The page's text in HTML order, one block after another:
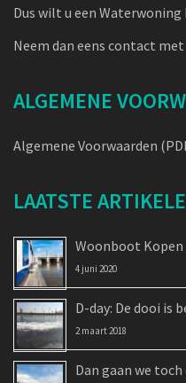
Dus wilt u een Waterwoning
Neem dan eens contact
ALGEMENE
Algemene Voorwaarden
LAATSTE
Woonboot
4 juni 2020
D-day: De dooi is
2 maart 2018
Dan gaan we